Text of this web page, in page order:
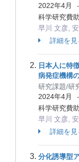
2022年4月
-
科学研究費
早川 文彦,
詳細を見
日本人に特
病発症機構
研究課題/研
2024年4月
-
科学研究費
早川 文彦,
詳細を見
分化誘導型